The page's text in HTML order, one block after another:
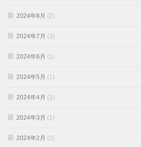
2024年8月 (2)
2024年7月 (3)
2024年6月 (1)
2024年5月 (1)
2024年4月 (1)
2024年3月 (1)
2024年2月 (2)